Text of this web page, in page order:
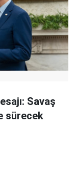
Savaş
sürecek